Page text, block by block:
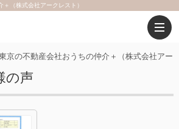
（株式会社アークレスト）
京の不動産会社おうちの仲介＋（株式会社アー
の声